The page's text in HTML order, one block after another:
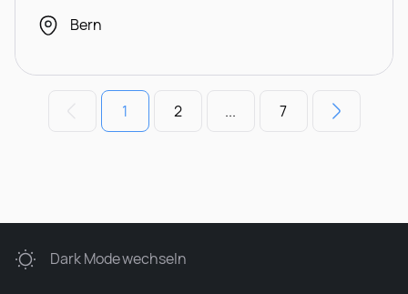
Bern
1 2 ... 7
Dark Modewechseln